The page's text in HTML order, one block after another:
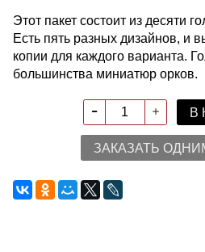
Этот пакет состоит из десяти
Есть пять разных дизайнов, и
копии для каждого варианта.
большинства миниатюр орков.
В
ЗАКАЗАТЬ